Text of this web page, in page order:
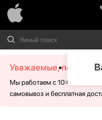
Уважаемые,
Мы работаем с 10:00 - 21:00
самовывоз и бесплатная